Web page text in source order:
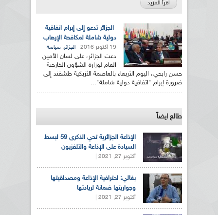
اقرأ المزيد
الجزائر تدعو إلى إبرام اتفاقية
دولية شاملة لمكافحة الإرهاب
19 أكتوبر 2016 الجزائر, سياسة
دعت الجزائر، على لسان الأمين
العام لوزارة الشؤون الخارجية
حسن رابحي، اليوم الأربعاء بالعاصمة الأزبكية طشقند إلى
ضرورة إبرام "اتفاقية دولية شاملة"...
طالع ايضاً
الإذاعة الجزائرية تحي الذكرى 59 لبسط
السيادة على الإذاعة والتلفزيون
أكتوبر 27, 2021 |
بغالي: احترافية الإذاعة ومصداقيتها
وجواريتها ضمانة لريادتها
أكتوبر 27, 2021 |